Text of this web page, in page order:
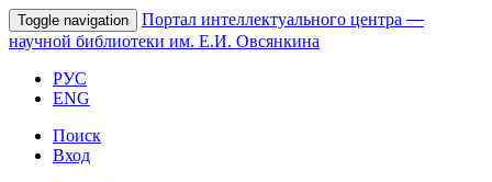
Toggle navigation Портал интеллектуального центра —
научной библиотеки им. Е.И. Овсянкина
РУС
ENG
Поиск
Вход